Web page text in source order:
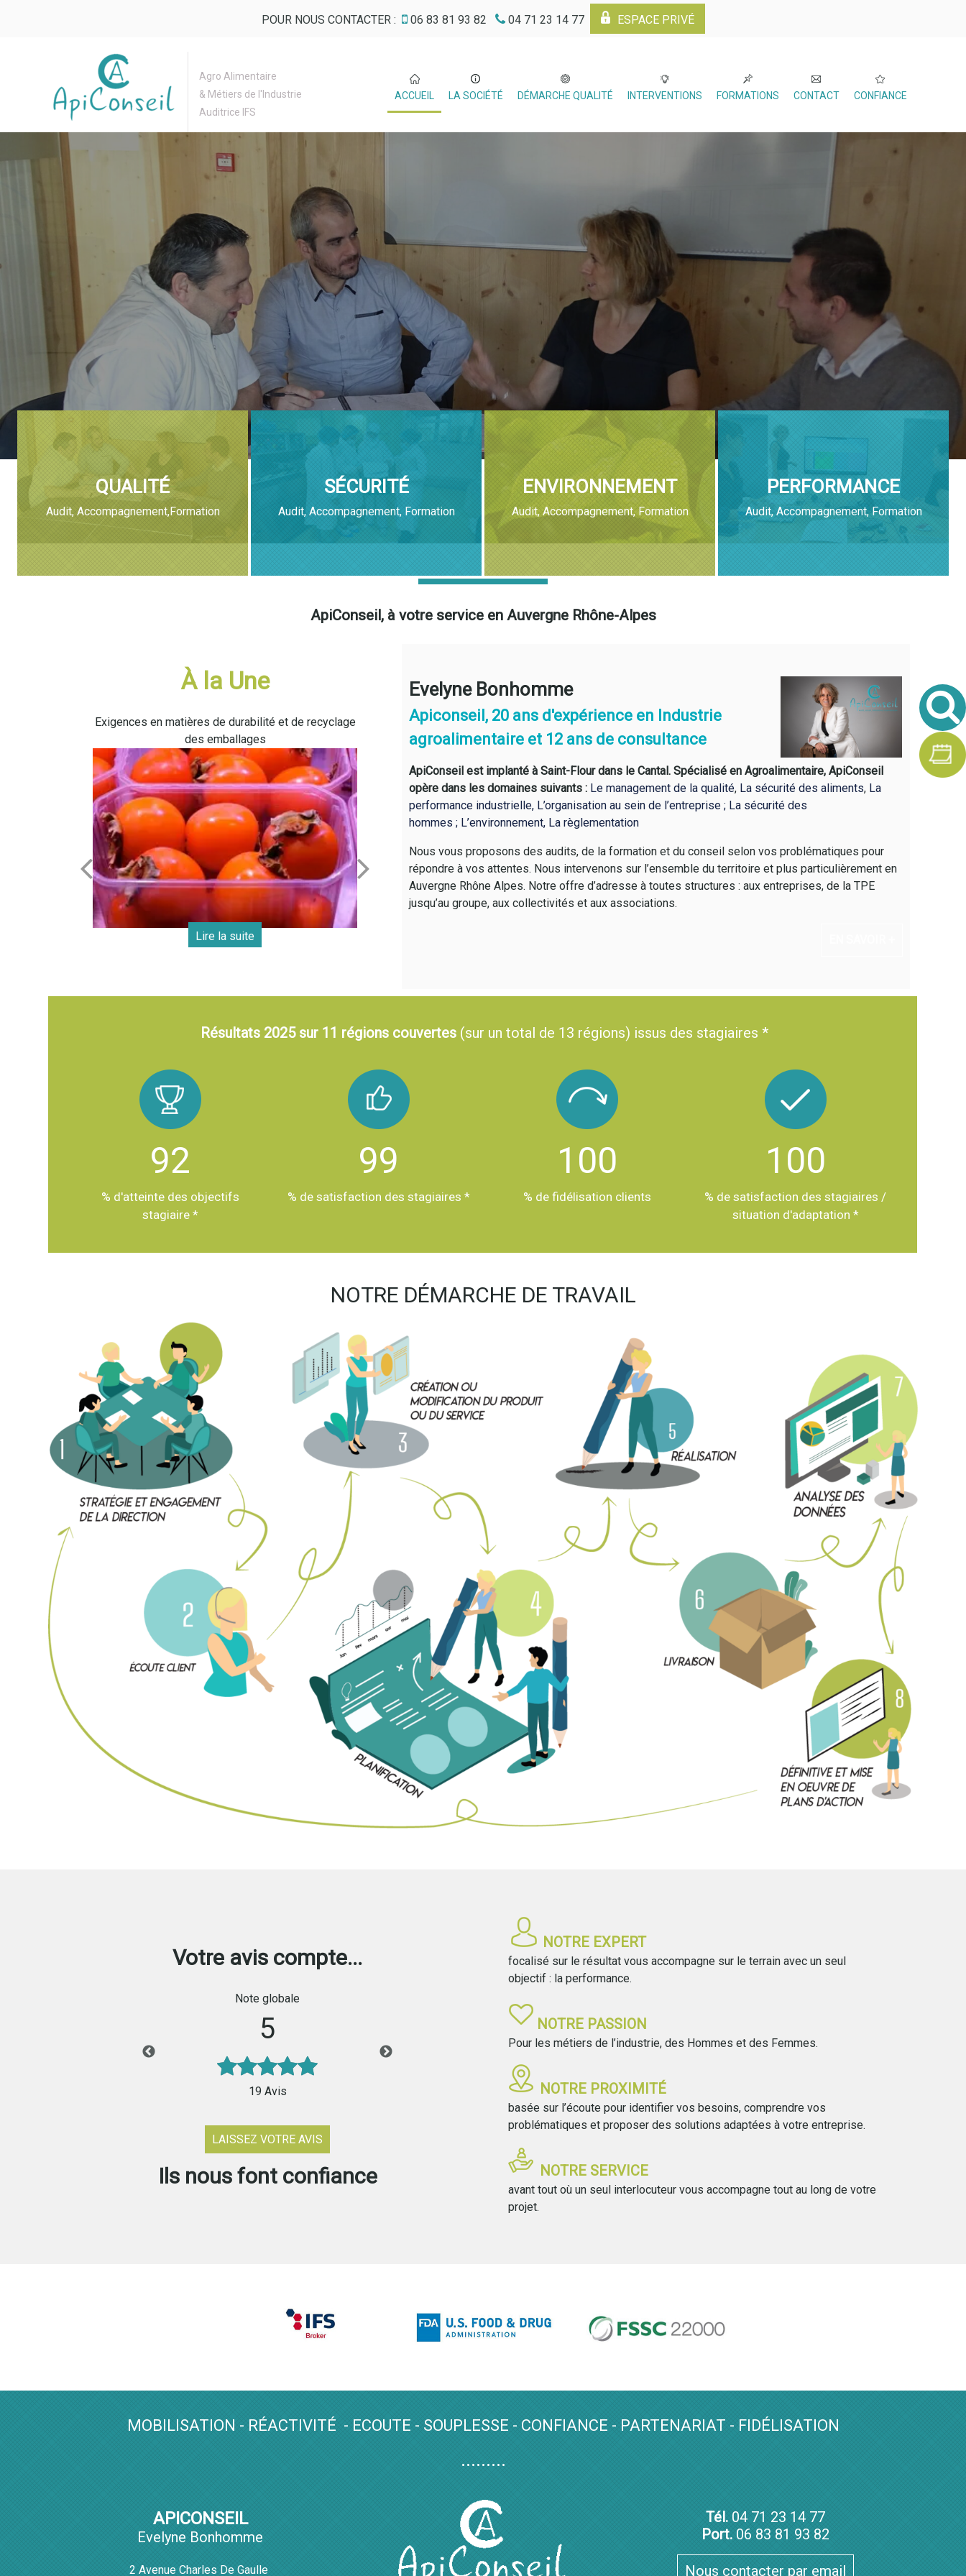
POUR NOUS CONTACTER : 06 83 81 93 82 04 71 23 14 77 ESPACE PRIVÉ
Agro Alimentaire
& Métiers de l'Industrie
Auditrice IFS
ACCUEIL LA SOCIÉTÉ DÉMARCHE QUALITÉ INTERVENTIONS FORMATIONS CONTACT CONFIANCE
QUALITÉ
Audit, Accompagnement,Formation
SÉCURITÉ
Audit, Accompagnement, Formation
ENVIRONNEMENT
Audit, Accompagnement, Formation
PERFORMANCE
Audit, Accompagnement, Formation
ApiConseil, à votre service en Auvergne Rhône-Alpes
À la Une
Exigences en matières de durabilité et de recyclage
des emballages
Exigences en matières de réutilisation des eaux
recyclées
Vers une évolution du critère listéria Une
Evelyne Bonhomme
Apiconseil, 20 ans d'expérience en Industrie
agroalimentaire et 12 ans de consultance
ApiConseil est implanté à Saint-Flour dans le Cantal. Spécialisé en Agroalimentaire, ApiConseil
opère dans les domaines suivants : Le management de la qualité, La sécurité des aliments, La
performance industrielle, L’organisation au sein de l’entreprise ; La sécurité des
hommes ; L’environnement, La règlementation
Nous vous proposons des audits, de la formation et du conseil selon vos problématiques pour
répondre à vos attentes. Nous intervenons sur l’ensemble du territoire et plus particulièrement en
Auvergne Rhône Alpes. Notre offre d’adresse à toutes structures : aux entreprises, de la TPE
jusqu’au groupe, aux collectivités et aux associations.
Résultats 2025 sur 11 régions couvertes (sur un total de 13 régions) issus des stagiaires *
92
% d'atteinte des objectifs
stagiaire *
99
% de satisfaction des stagiaires *
100
% de fidélisation clients
100
% de satisfaction des stagiaires /
situation d'adaptation *
NOTRE DÉMARCHE DE TRAVAIL
Votre avis compte...
5
19 Avis
Bonhomme depuis plusieurs
...
LAISSEZ VOTRE AVIS
Ils nous font confiance
NOTRE EXPERT
focalisé sur le résultat vous accompagne sur le terrain avec un seul
objectif : la performance.
NOTRE PASSION
Pour les métiers de l’industrie, des Hommes et des Femmes.
NOTRE PROXIMITÉ
basée sur l’écoute pour identifier vos besoins, comprendre vos
problématiques et proposer des solutions adaptées à votre entreprise.
NOTRE SERVICE
avant tout où un seul interlocuteur vous accompagne tout au long de votre
projet.
MOBILISATION - RÉACTIVITÉ - ECOUTE - SOUPLESSE - CONFIANCE - PARTENARIAT - FIDÉLISATION
.........
APICONSEIL
Evelyne Bonhomme
2 Avenue Charles De Gaulle
Tél. 04 71 23 14 77
Port. 06 83 81 93 82
Nous contacter par email